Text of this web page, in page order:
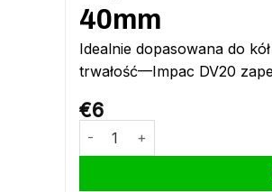
40mm
Idealnie dopasowana do
trwałość—Impac DV20
€6
ilość Impac Bnb DV20 20 x